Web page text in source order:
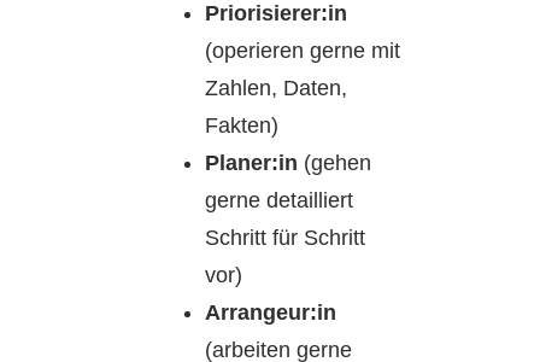
Priorisierer:in
(operieren gerne mit
Zahlen, Daten,
Fakten)
Planer:in (gehen
gerne detailliert
Schritt für Schritt
vor)
Arrangeur:in
(arbeiten gerne